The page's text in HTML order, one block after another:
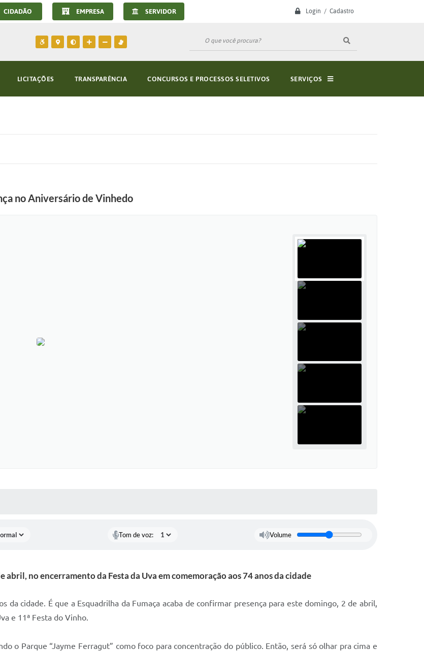
Login / Cadastro
CIDADÃO EMPRESA SERVIDOR
LICITAÇÕES TRANSPARÊNCIA CONCURSOS E PROCESSOS SELETIVOS SERVIÇOS
no Aniversário de Vinhedo
Tom de voz: Volume
abril, no encerramento da Festa da Uva em comemoração aos 74 anos da cidade
cidade. É que a Esquadrilha da Fumaça acaba de confirmar presença para este domingo, 2 de abril,
e 11ª Festa do Vinho.
o Parque “Jayme Ferragut” como foco para concentração do público. Então, será só olhar pra cima e